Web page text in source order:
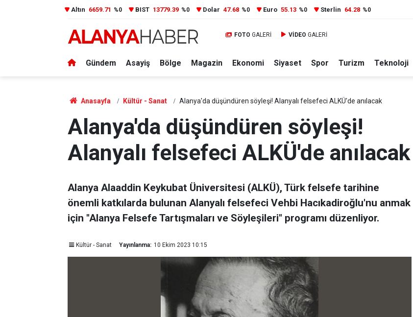
Altın 6659.71 %0 BIST 13779.39 %0 Dolar 47.68 %0 Euro 55.13 %0 Sterlin 64.28 %0
FOTO GALERİ VİDEO GALERİ
Gündem Asayiş Bölge Magazin Ekonomi Siyaset Spor Turizm Teknoloji
Anasayfa Kültür - Sanat Alanya'da düşündüren söyleşi! Alanyalı felsefeci ALKÜ'de anılacak
Alanya'da düşündüren söyleşi!
Alanyalı felsefeci ALKÜ'de anılacak
Alanya Alaaddin Keykubat Üniversitesi (ALKÜ), Türk felsefe tarihine
önemli katkılarda bulunan Alanyalı felsefeci Vehbi Hacıkadiroğlu'nu anmak
için "Alanya Felsefe Tartışmaları ve Söyleşileri" programı düzenliyor.
Kültür - Sanat Yayınlanma: 10 Ekim 2023 10:15